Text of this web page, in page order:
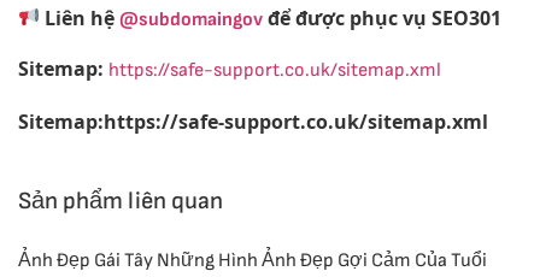
Liên hệ@subdomaingov để được phục vụ SEO301
Sitemap: https://safe-support.co.uk/sitemap.xml
Sitemap:https://safe-support.co.uk/sitemap.xml
Sản phẩm liên quan
Ảnh Đẹp Gái Tây Những Hình Ảnh Đẹp Gợi Cảm Của Tuổi